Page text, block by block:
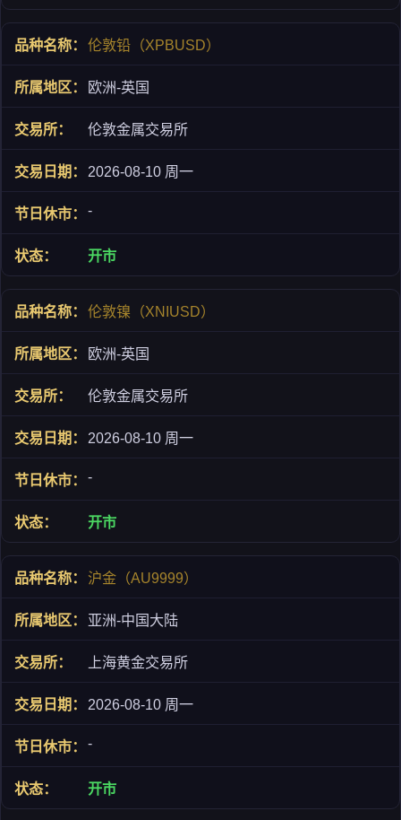
伦敦铅（XPBUSD）
欧洲-英国
伦敦金属交易所
2026-08-10 周一
-
开市
伦敦镍（XNIUSD）
欧洲-英国
伦敦金属交易所
2026-08-10 周一
-
开市
沪金（AU9999）
亚洲-中国大陆
上海黄金交易所
2026-08-10 周一
-
开市